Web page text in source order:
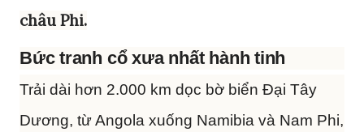
châu Phi.
Bức tranh cổ xưa nhất hành tinh
Trải dài hơn 2.000 km dọc bờ biển Đại Tây
Dương, từ Angola xuống Namibia và Nam Phi,